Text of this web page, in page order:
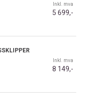
Inkl. mva
5 699,-
Inkl. mva
8 149,-